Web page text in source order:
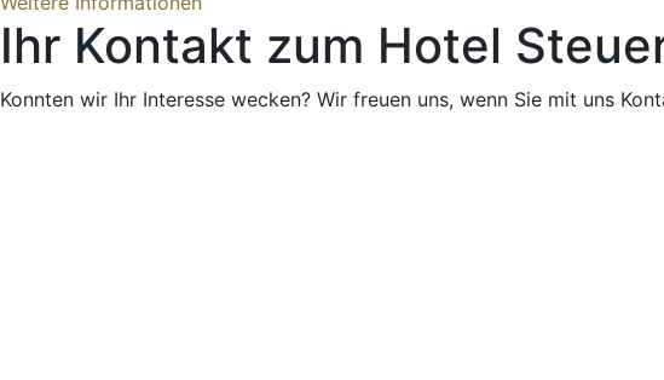
Ihr Kontakt zum Hotel
Konnten wir Ihr Interesse wecken? Wir freuen uns, wenn Sie mit uns